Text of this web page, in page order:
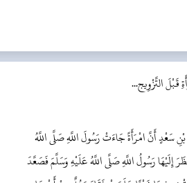
قَبْلَ التَّزْوِيج...
أَنَّ امْرَأَةً جَاءَتْ رَسُولَ اللَّهِ صَلَّى اللَّهُ
رَسُولُ اللَّهِ صَلَّى اللَّهُ عَلَيْهِ وَسَلَّمَ فَصَعَّدَ